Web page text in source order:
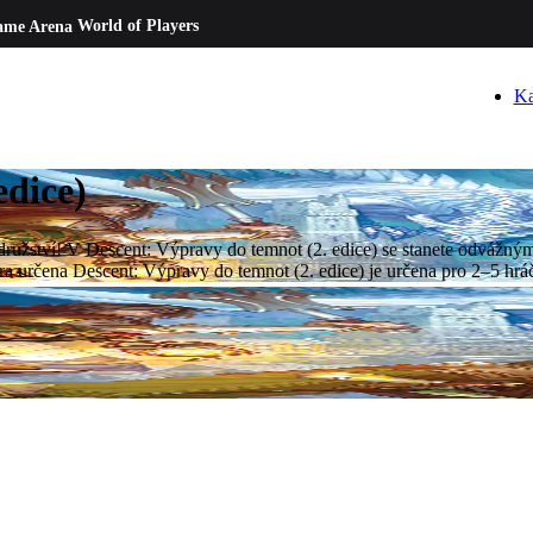
Arena World of Players
V Descent: Výpravy do temnot (2. edice) se stanete
určena Descent: Výpravy do temnot (2. edice) je určena pro 2–5